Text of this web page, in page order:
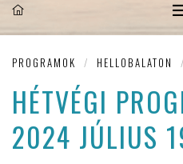
PROGRAMOK / HELLOBALATON /
HÉTVÉGI
2024 JÚLIUS